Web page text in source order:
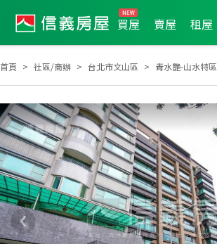
買屋 賣屋 租屋
首頁 社區/商辦 台北市文山區 青水艷-山水特區